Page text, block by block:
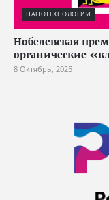
НАНОТЕХНОЛОГИИ
Нобелевская
органические
8 Октябрь, 2025